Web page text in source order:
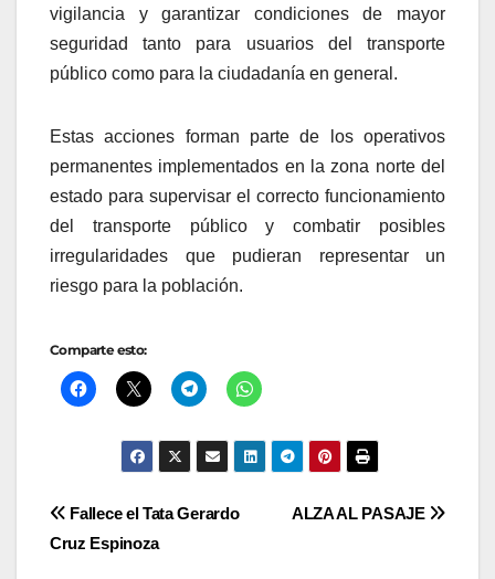
vigilancia y garantizar condiciones de mayor
seguridad tanto para usuarios del transporte
público como para la ciudadanía en general.
Estas acciones forman parte de los operativos
permanentes implementados en la zona norte del
estado para supervisar el correcto funcionamiento
del transporte público y combatir posibles
irregularidades que pudieran representar un
riesgo para la población.
Comparte esto:
Navegación
ALZA AL PASAJE
Fallece el Tata Gerardo
Cruz Espinoza